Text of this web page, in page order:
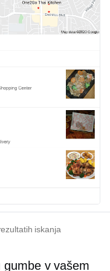
iskanja
gumbe v vašem